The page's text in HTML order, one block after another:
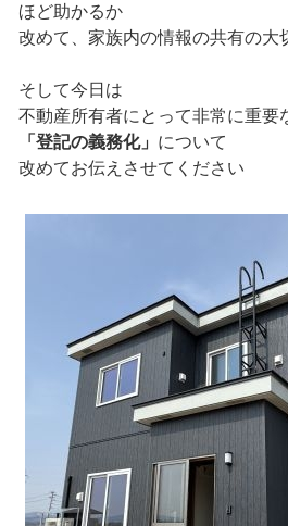
ほど助かるか
改めて、家族内の情報の共有の大
そして今日は
不動産所有者にとって非常に重要
「登記の義務化」 について
改めてお伝えさせてください